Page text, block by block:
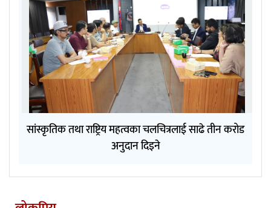
सांस्कृतिक तथा राष्ट्रिय महत्वका चलचित्रलाई साढे तीन करोड
अनुदान दिइने